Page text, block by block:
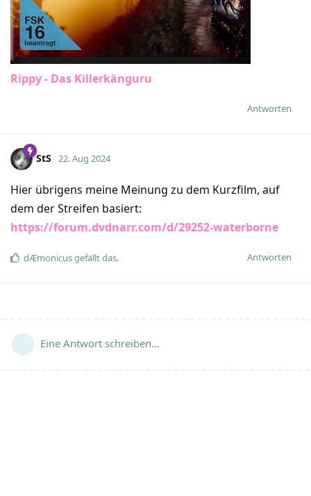
Rippy - Das Killerkänguru
Antworten
StS 22. Aug 2024
Hier übrigens meine Meinung zu dem Kurzfilm, auf
dem der Streifen basiert:
https://forum.dvdnarr.com/d/29252-waterborne
Antworten
dÆmonicusgefällt das.
Eine Antwort schreiben…